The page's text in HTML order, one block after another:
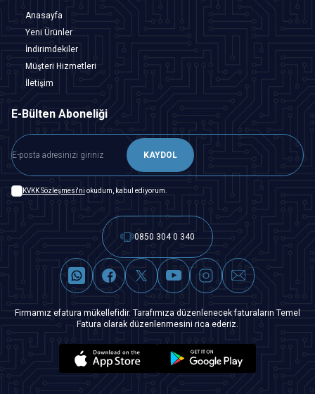
Anasayfa
Yeni Ürünler
İndirimdekiler
Müşteri Hizmetleri
İletişim
E-Bülten Aboneliği
KAYDOL
KVKK Sözleşmesi'ni okudum, kabul ediyorum.
0850 304 0 340
Firmamız efatura mükellefidir. Tarafımıza düzenlenecek faturaların Temel
Fatura olarak düzenlenmesini rica ederiz.